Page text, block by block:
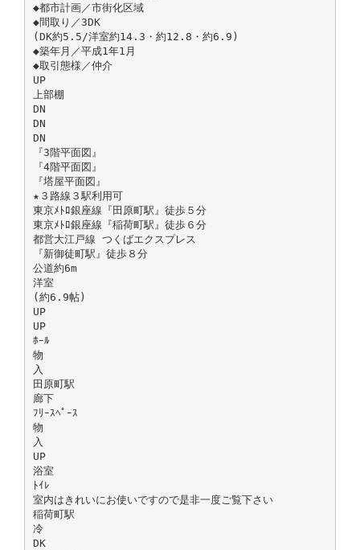
◆都市計画／市街化区域
◆間取り／3DK
(DK約5.5/洋室約14.3・約12.8・約6.9)
◆築年月／平成1年1月
◆取引態様／仲介
UP
上部棚
DN
DN
DN
『3階平面図』
『4階平面図』
『塔屋平面図』
★３路線３駅利用可
東京ﾒﾄﾛ銀座線『田原町駅』徒歩５分
東京ﾒﾄﾛ銀座線『稲荷町駅』徒歩６分
都営大江戸線 つくばエクスプレス
『新御徒町駅』徒歩８分
公道約6m
洋室
(約6.9帖)
UP
UP
ﾎｰﾙ
物
入
田原町駅
廊下
ﾌﾘｰｽﾍﾟｰｽ
物
入
UP
浴室
ﾄｲﾚ
室内はきれいにお使いですので是非一度ご覧下さい
稲荷町駅
冷
DK